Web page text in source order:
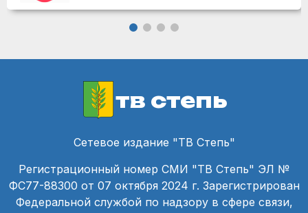
тв степь
Сетевое издание "ТВ Степь"
Регистрационный номер СМИ "ТВ Степь" ЭЛ №
ФС77-88300 от 07 октября 2024 г. Зарегистрирован
Федеральной службой по надзору в сфере связи,